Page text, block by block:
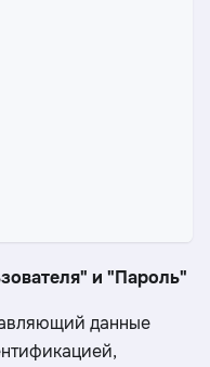
и "Пароль"
данные